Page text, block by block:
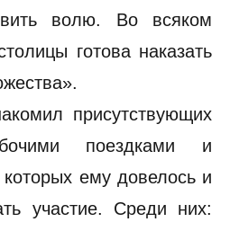
волю. Во всяком
готова наказать
присутствующих
поездками и
ему довелось и
участие. Среди них: